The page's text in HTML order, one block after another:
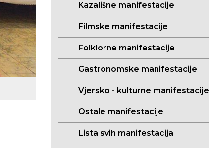
Kazališne manifestacije
Filmske manifestacije
Folklorne manifestacije
Gastronomske manifestacije
Vjersko - kulturne manifestacije
Ostale manifestacije
Lista svih manifestacija